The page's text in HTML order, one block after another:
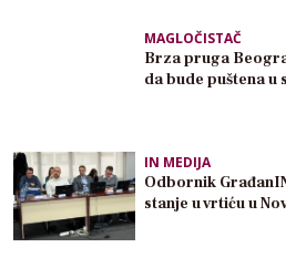
MAGLOČISTAČ
Brza pruga
da bude puštena u
IN MEDIJA
Odbornik
stanje u vrtiću u